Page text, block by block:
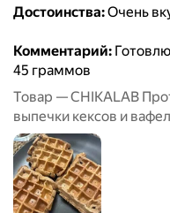
Достоинства:Очень
Комментарий:
45 граммов
Товар — CHIKALAB
выпечки кексов и